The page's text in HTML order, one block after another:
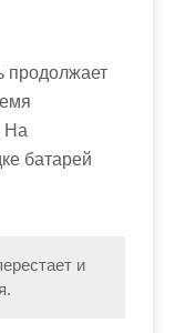
продолжает
На
батарей
и